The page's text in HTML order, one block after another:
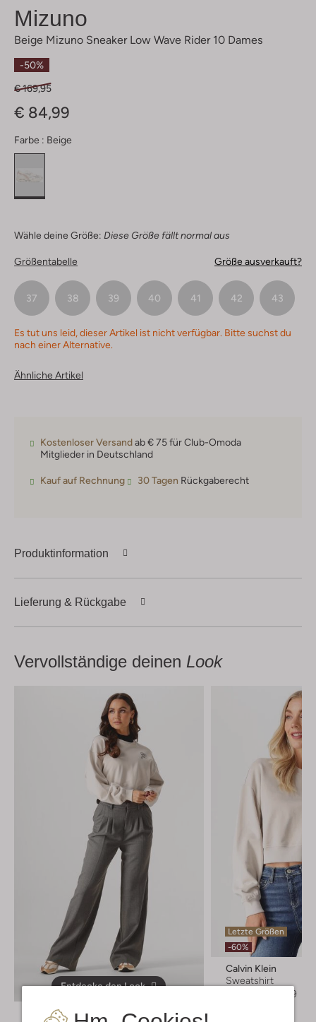
Mizuno
Beige Mizuno Sneaker Low Wave Rider 10 Dames
-50%
€ 169,95
€ 84,99
Farbe : Beige
Wähle deine Größe: Diese Größe fällt normal aus
Größentabelle Größe ausverkauft?
37 38 39 40 41 42 43
Es tut uns leid, dieser Artikel ist nicht verfügbar. Bitte suchst du
nach einer Alternative.
Ähnliche Artikel
Kostenloser Versandab € 75 für Club-Omoda
Mitglieder in Deutschland
Kauf auf Rechnung 30 Tagen Rückgaberecht
Produktinformation
Lieferung & Rückgabe
Vervollständige deinen Look
Entdecke den Look
Letzte Größen
-60%
Calvin Klein
Sweatshirt
€ 35,99